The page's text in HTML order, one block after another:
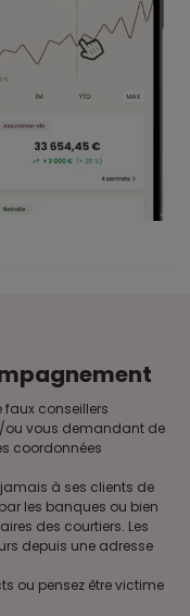
faux conseillers
ou vous demandant de
coordonnées
à ses clients de
les banques ou bien
des courtiers. Les
depuis une adresse
ou pensez être victime